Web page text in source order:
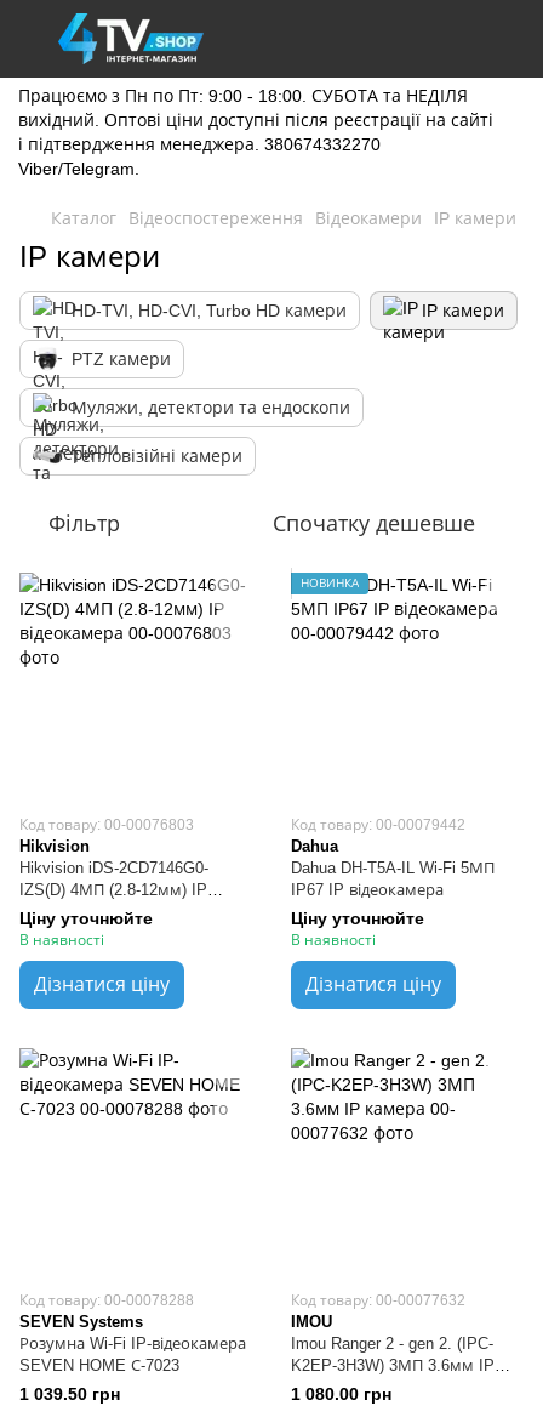
Працюємо з Пн по Пт: 9:00 - 18:00. СУБОТА та НЕДІЛЯ
вихідний. Оптові ціни доступні після реєстрації на сайті
і підтвердження менеджера. 380674332270
Viber/Telegram.
Каталог Відеоспостереження Відеокамери IP камери
IP камери
HD-TVI, HD-CVI, Turbo HD камери IP камери
PTZ камери
Муляжи, детектори та ендоскопи
Тепловізійні камери
Фільтр Спочатку дешевше
Код товару: 00-00076803
Hikvision
Hikvision iDS-2CD7146G0-
IZS(D) 4МП (2.8-12мм) IP
відеокамера
Ціну уточнюйте
В наявності
Дізнатися ціну
НОВИНКА
Код товару: 00-00079442
Dahua
Dahua DH-T5A-IL Wi-Fi 5МП
IP67 IP відеокамера
Ціну уточнюйте
В наявності
Дізнатися ціну
Код товару: 00-00078288
SEVEN Systems
Розумна Wi-Fi IP-відеокамера
SEVEN HOME С-7023
1 039.50 грн
Код товару: 00-00077632
IMOU
Imou Ranger 2 - gen 2. (IPC-
K2EP-3H3W) 3МП 3.6мм IP
камера
1 080.00 грн